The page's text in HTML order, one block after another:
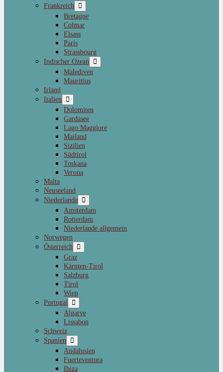
Frankreich
Bretagne
Colmar
Elsass
Paris
Strassbourg
Indischer Ozean
Malediven
Mauritius
Irland
Italien
Dolomiten
Gardasee
Lago Maggiore
Mailand
Sizilien
Südtirol
Toskana
Verona
Malta
Neuseeland
Niederlande
Amsterdam
Rotterdam
Niederlande allgemein
Norwegen
Österreich
Graz
Kärnten-Tirol
Salzburg
Tirol
Wien
Portugal
Algarve
Lissabon
Schweiz
Spanien
Andalusien
Fuerteventura
Ibiza